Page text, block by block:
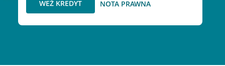
WEŹ KREDYT NOTA PRAWNA